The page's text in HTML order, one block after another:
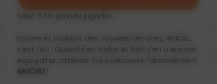
Salut à toi grande jugador,
Encore et toujours des nouveautés chez 4PADEL,
c’est fou ! Quand y'en a plus et bah y'en a encore…
Aujourd’hui, attends-toi à découvrir l'abonnement
MUCHO!